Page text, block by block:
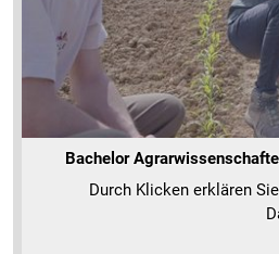
Bachelor
Durch Klicken erklären